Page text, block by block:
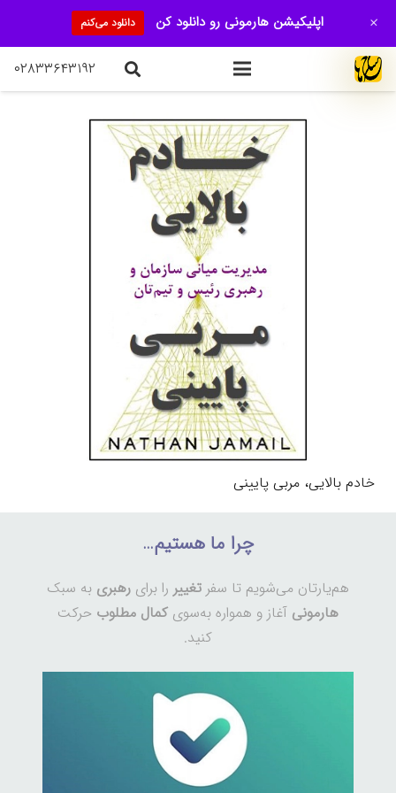
۰۲۸۳۳۶۴۳۱۹۲
خادم بالایی، مربی پایینی
چرا ما هستیم…
هم‌یارتان می‌شویم تا سفر تغییر را برای رهبری به سبک
هارمونی آغاز و همواره به‌سوی کمال مطلوب حرکت
کنید.
اپلیکیشن هارمونی رو دانلود کن دانلود می‌کنم +